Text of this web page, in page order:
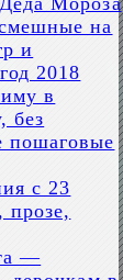
на
и
2018
в
без
пошаговые
с 23
прозе,
—